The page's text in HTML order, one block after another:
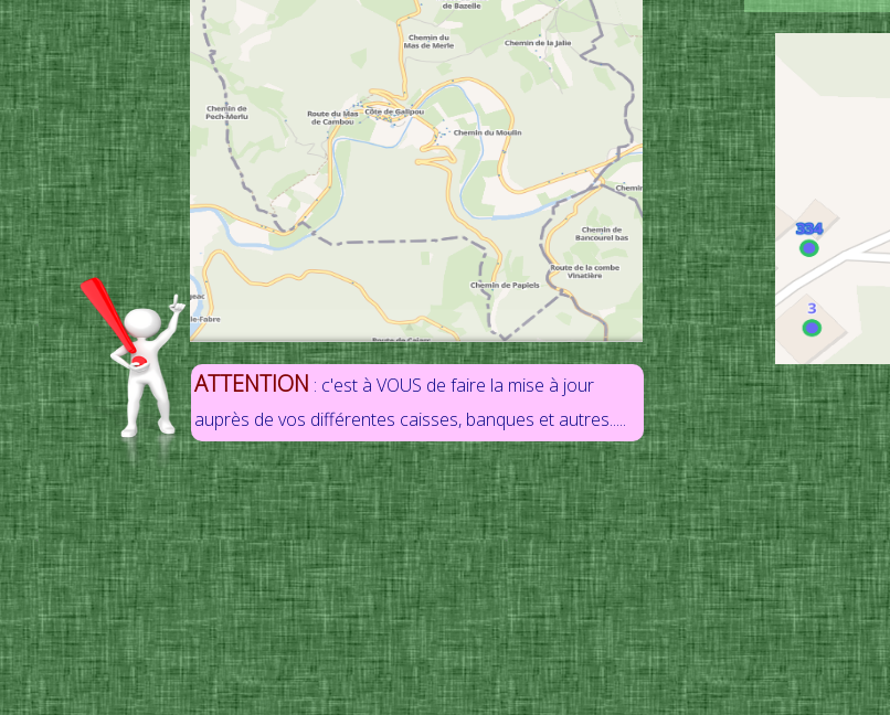
ATTENTION : c'est à VOUS de faire la mise à jour
auprès de vos différentes caisses, banques et autres.....